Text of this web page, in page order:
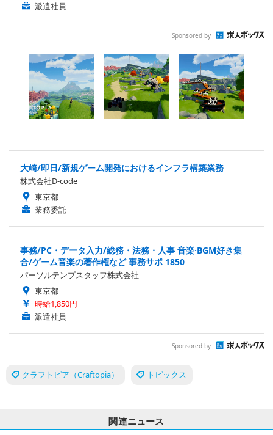
派遣社員
Sponsored by
大崎/即日/新規ゲーム開発におけるインフラ構築業務
株式会社D-code
東京都
業務委託
事務/PC・データ入力/総務・法務・人事 音楽·BGM好き集
合/ゲーム音楽の著作権など 事務サポ 1850
パーソルテンプスタッフ株式会社
東京都
時給1,850円
派遣社員
Sponsored by
クラフトピア（Craftopia） トピックス
関連ニュース